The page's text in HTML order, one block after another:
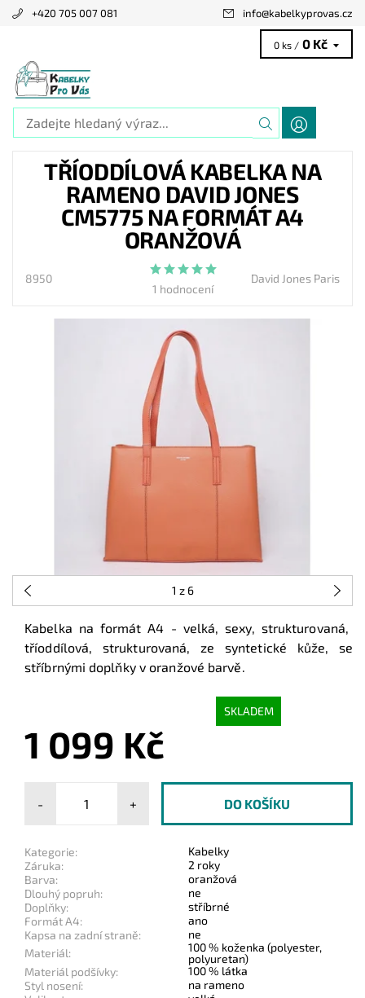
+420 705 007 081 info@kabelkyprovas.cz
0 ks / 0 Kč
TŘÍODDÍLOVÁ KABELKA NA
RAMENO DAVID JONES
CM5775 NA FORMÁT A4
ORANŽOVÁ
8950
1 hodnocení
David Jones Paris
1 z 6
Kabelka na formát A4 - velká, sexy, strukturovaná,
tříoddílová, strukturovaná, ze syntetické kůže, se
stříbrnými doplňky v oranžové barvě.
SKLADEM
1 099 Kč
- +
Kategorie:
Kabelky
Záruka:
2 roky
Barva:
oranžová
Dlouhý popruh:
ne
Doplňky:
stříbrné
Formát A4:
ano
Kapsa na zadní straně:
ne
Materiál:
100 % koženka (polyester,
polyuretan)
Materiál podšívky:
100 % látka
Styl nosení:
na rameno